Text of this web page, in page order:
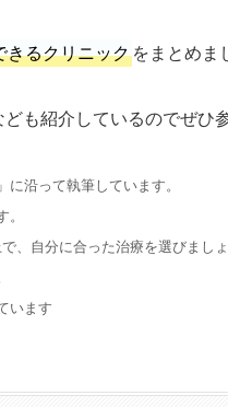
きるクリニックをまとめま
も紹介しているのでぜひ
沿って執筆しています。
、自分に合った治療を選びましょ
います